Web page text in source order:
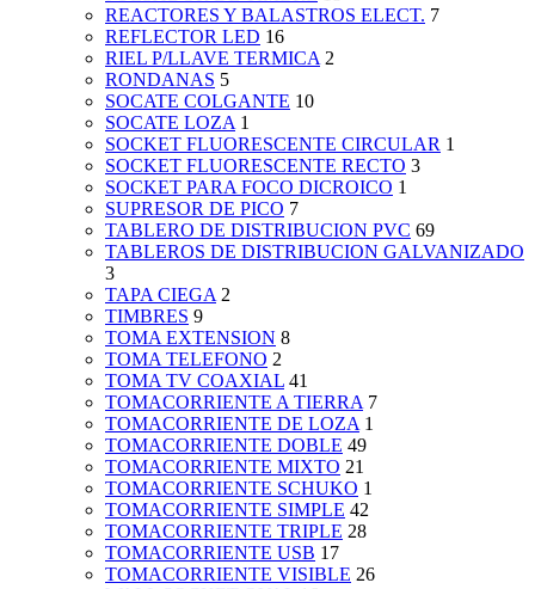
REACTORES Y BALASTROS ELECT. 7
REFLECTOR LED 16
RIEL P/LLAVE TERMICA 2
RONDANAS 5
SOCATE COLGANTE 10
SOCATE LOZA 1
SOCKET FLUORESCENTE CIRCULAR 1
SOCKET FLUORESCENTE RECTO 3
SOCKET PARA FOCO DICROICO 1
SUPRESOR DE PICO 7
TABLERO DE DISTRIBUCION PVC 69
TABLEROS DE DISTRIBUCION GALVANIZADO
3
TAPA CIEGA 2
TIMBRES 9
TOMA EXTENSION 8
TOMA TELEFONO 2
TOMA TV COAXIAL 41
TOMACORRIENTE A TIERRA 7
TOMACORRIENTE DE LOZA 1
TOMACORRIENTE DOBLE 49
TOMACORRIENTE MIXTO 21
TOMACORRIENTE SCHUKO 1
TOMACORRIENTE SIMPLE 42
TOMACORRIENTE TRIPLE 28
TOMACORRIENTE USB 17
TOMACORRIENTE VISIBLE 26